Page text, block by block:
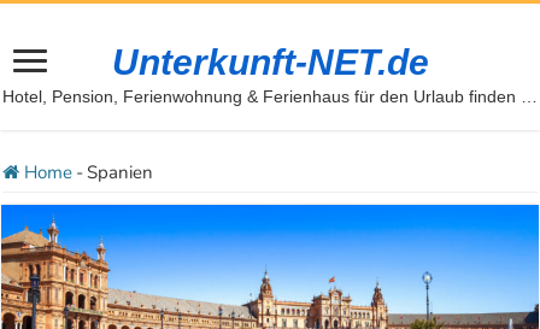
Unterkunft-NET.de
Hotel, Pension, Ferienwohnung & Ferienhaus für den Urlaub finden …
Home -Spanien